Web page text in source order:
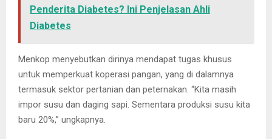
Penderita Diabetes? Ini Penjelasan Ahli
Diabetes
Menkop menyebutkan dirinya mendapat tugas khusus
untuk memperkuat koperasi pangan, yang di dalamnya
termasuk sektor pertanian dan peternakan. “Kita masih
impor susu dan daging sapi. Sementara produksi susu kita
baru 20%,” ungkapnya.